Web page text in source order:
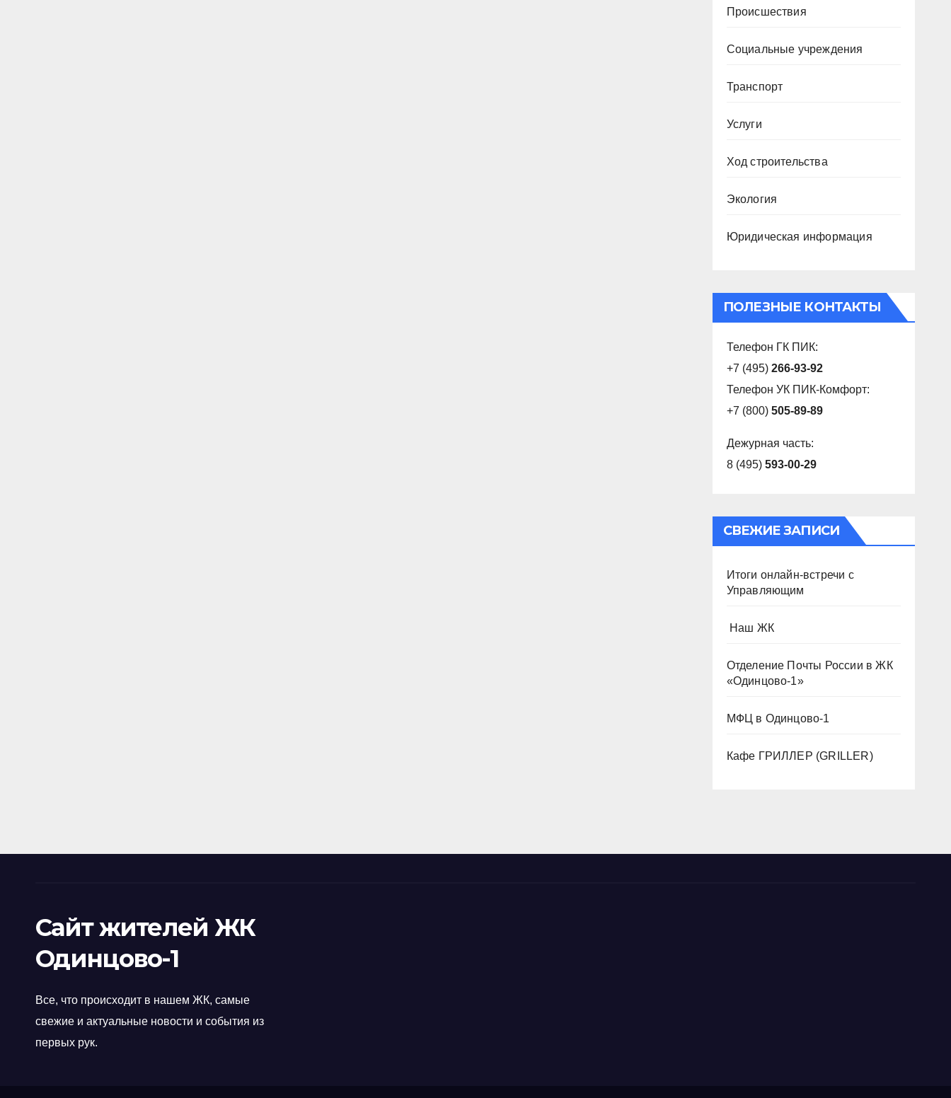
Происшествия
Социальные учреждения
Транспорт
Услуги
Ход строительства
Экология
Юридическая информация
ПОЛЕЗНЫЕ КОНТАКТЫ
Телефон ГК ПИК:
+7 (495) 266-93-92
Телефон УК ПИК-Комфорт:
+7 (800) 505-89-89
Дежурная часть:
8 (495) 593-00-29
СВЕЖИЕ ЗАПИСИ
Итоги онлайн-встречи с
Управляющим
️ Наш ЖК
Отделение Почты России в ЖК
«Одинцово-1»
МФЦ в Одинцово-1
Кафе ГРИЛЛЕР (GRILLER)
Сайт жителей ЖК
Одинцово-1
Все, что происходит в нашем ЖК, самые
свежие и актуальные новости и события из
первых рук.